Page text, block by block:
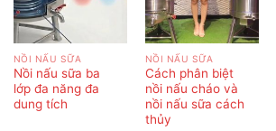
NỒI NẤU SỮA
Nồi nấu sữa ba
lớp đa năng đa
dung tích
NỒI NẤU SỮA
Cách phân biệt
nồi nấu cháo và
nồi nấu sữa cách
thủy